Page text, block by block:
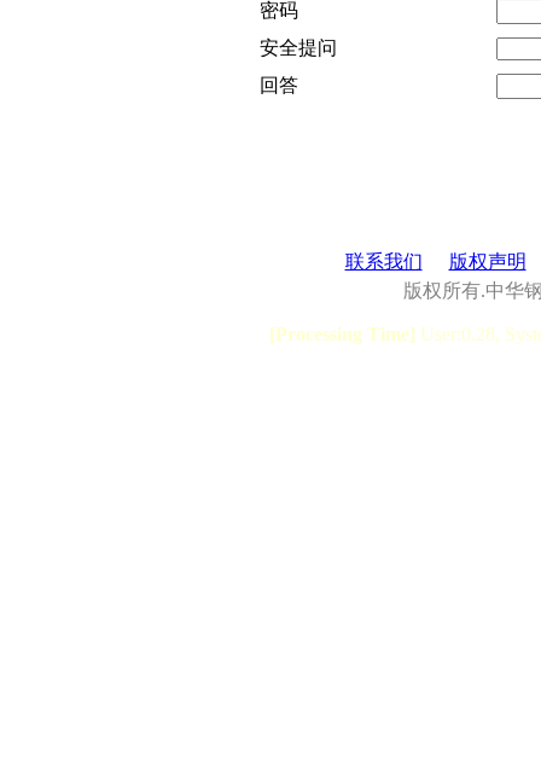
密码
安全提问
回答
联系我们
版权声明
版权所有.中华
[Processing Time] User:0.28,